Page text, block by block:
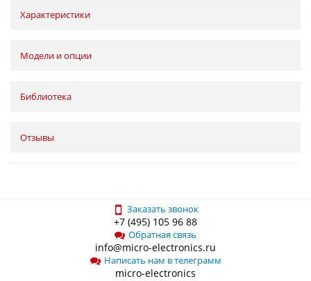
Характеристики
Модели и опции
Библиотека
Отзывы
Заказать звонок
+7 (495) 105 96 88
Обратная связь
info@micro-electronics.ru
Написать нам в телеграмм
micro-electronics